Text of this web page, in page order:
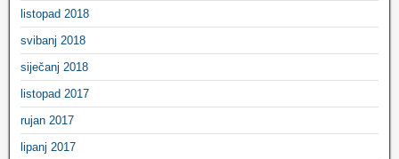
listopad 2018
svibanj 2018
siječanj 2018
listopad 2017
rujan 2017
lipanj 2017